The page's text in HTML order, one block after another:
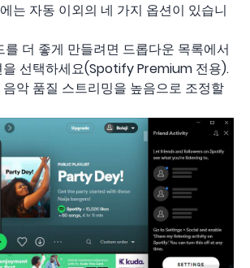
는 자동 이외의 네 가지 옵션이 있습니
더 좋게 만들려면 드롭다운 목록에서
을 선택하세요(Spotify Premium 전용).
악 품질 스트리밍을 높음으로 조정할